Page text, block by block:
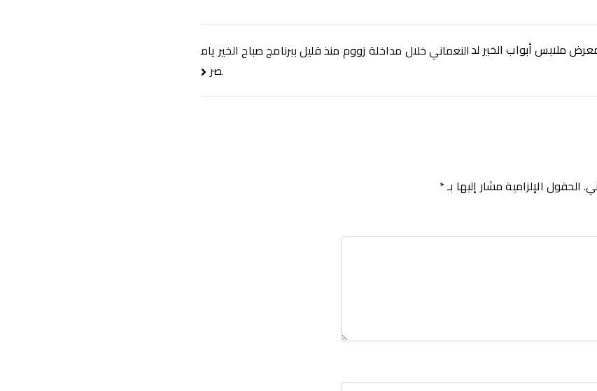
ملابس أبواب الخير لدالنعماني خلال مداخلة زووم منذ قليل ببرنامج صباح الخير يام
صر
الحقول الإلزامية مشار إليها بـ*